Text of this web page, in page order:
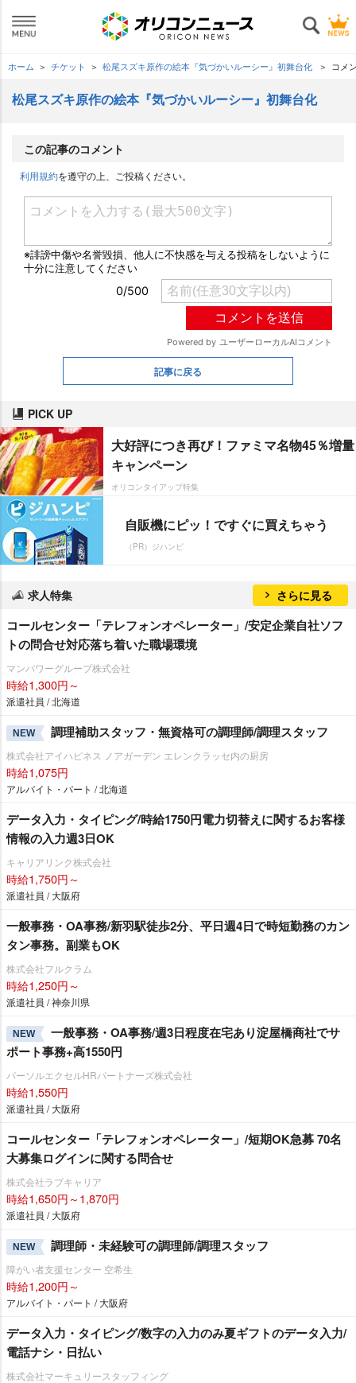
ホーム チケット 松尾スズキ原作の絵本『気づかいルーシー』初舞台化 コメ
松尾スズキ原作の絵本『気づかいルーシー』初舞台化
この記事のコメント
利用規約を遵守の上、ご投稿ください。
記事に戻る
PICK UP
大好評につき再び！ファミマ名物45％増量
キャンペーン
オリコンタイアップ特集
自販機にピッ！ですぐに買えちゃう
（PR）ジハンピ
求人特集 さらに見る
コールセンター「テレフォンオペレーター」/安定企業自社ソフ
トの問合せ対応落ち着いた職場環境
マンパワーグループ株式会社
時給1,300円～
派遣社員 / 北海道
NEW 調理補助スタッフ・無資格可の調理師/調理スタッフ
株式会社アイハピネス ノアガーデン エレンクラッセ内の厨房
時給1,075円
アルバイト・パート / 北海道
データ入力・タイピング/時給1750円電力切替えに関するお客様
情報の入力週3日OK
キャリアリンク株式会社
時給1,750円～
派遣社員 / 大阪府
一般事務・OA事務/新羽駅徒歩2分、平日週4日で時短勤務のカン
タン事務。副業もOK
株式会社フルクラム
時給1,250円～
派遣社員 / 神奈川県
NEW
一般事務・OA事務/週3日程度在宅あり淀屋橋商社でサ
ポート事務+高1550円
パーソルエクセルHRパートナーズ株式会社
時給1,550円
派遣社員 / 大阪府
コールセンター「テレフォンオペレーター」/短期OK急募 70名
大募集ログインに関する問合せ
株式会社ラブキャリア
時給1,650円～1,870円
派遣社員 / 大阪府
NEW 調理師・未経験可の調理師/調理スタッフ
障がい者支援センター 空希生
時給1,200円～
アルバイト・パート / 大阪府
データ入力・タイピング/数字の入力のみ夏ギフトのデータ入力/
電話ナシ・日払い
株式会社マーキュリースタッフィング